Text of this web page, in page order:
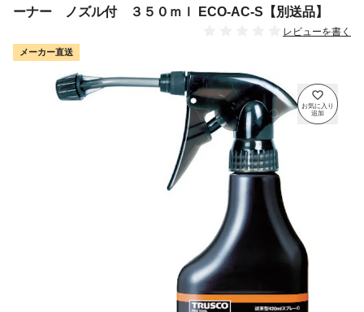
ーナー ノズル付 ３５０ｍｌ ECO-AC-S【別送品】
レビューを書く
メーカー直送